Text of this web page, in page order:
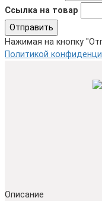
Ссылка на товар
Отправить
Нажимая на кнопку
Политикой
Описание